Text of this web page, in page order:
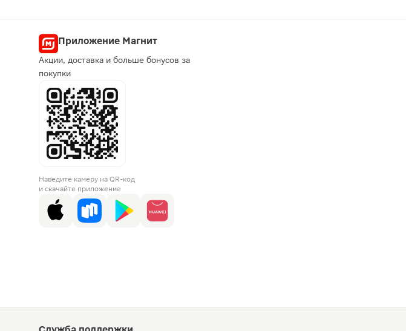
Приложение Магнит
Акции, доставка и больше бонусов за
покупки
Наведите камеру на QR-код
и скачайте приложение